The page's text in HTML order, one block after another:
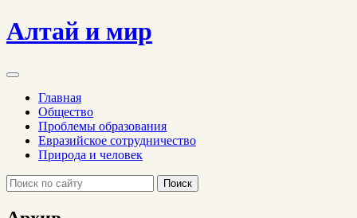
Алтай и мир
Главная
Общество
Проблемы образования
Евразийское сотрудничество
Природа и человек
Поиск